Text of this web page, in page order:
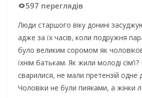
597 переглядів
Люди старшого віку донині
адже за їх часів, коли подружня
було великим соромом як
їхнім батькам. Як жили молоді
сварилися, не мали претензій одне
Чоловіки не були пияками, а жінки